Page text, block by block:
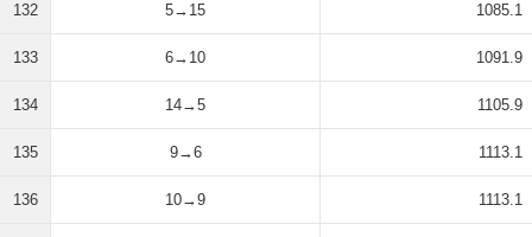
132 5→15 1085.1
133 6→10 1091.9
134 14→5 1105.9
135 9→6 1113.1
136 10→9 1113.1